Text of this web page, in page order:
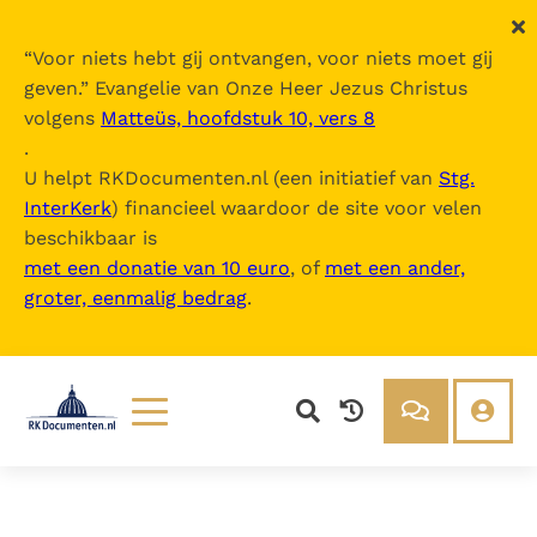
“Voor niets hebt gij ontvangen, voor niets moet gij
geven.” Evangelie van Onze Heer Jezus Christus
volgens Matteüs, hoofdstuk 10, vers 8
.
U helpt RKDocumenten.nl (een initiatief van Stg.
InterKerk) financieel waardoor de site voor velen
beschikbaar is
met een donatie van 10 euro, of met een ander,
groter, eenmalig bedrag.